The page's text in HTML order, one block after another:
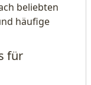
beliebten
häufige
für